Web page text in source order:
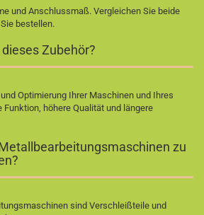
und Anschlussmaß. Vergleichen Sie beide
bestellen.
Zubehör?
Optimierung Ihrer Maschinen und Ihres
höhere Qualität und längere
zu
sind Verschleißteile und